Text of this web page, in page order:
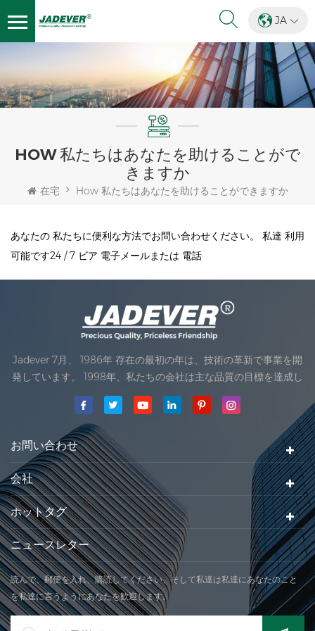
JA
HOW 私たちはあなたを助けることがで
きますか
在宅 How 私たちはあなたを助けることができますか
あなたの 私たちに便利な方法でお問い合わせください。 私達 利用
可能です24 / 7 ビア 電子メールまたは 電話
Jadever 7月、 1986年 存在の最初の年は、技術の革新で事業を開
発しています。 1998年、私たちの会社は主な品質の目標を達成し
ました。私達のプロダクトの最初の製品は、国際法律の組織の承
認を受けました。 1999年、 Xiamen Jadever スケール株式会社
されていました。 .私達の会社の主な生産地域はあります。 2006
年に。Jadever ISO を取得 9001：2000 認証
お問い合わせ
会社
ホットタグ
ニュースレター
読んで、郵便を入れ、購読してください、そして私達は私達にあなたのこと
を私達に言うようにあなたを歓迎します。